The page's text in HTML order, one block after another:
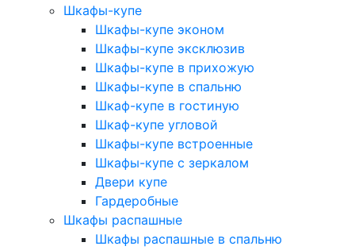
Шкафы-купе
Шкафы-купе эконом
Шкафы-купе эксклюзив
Шкафы-купе в прихожую
Шкафы-купе в спальню
Шкаф-купе в гостиную
Шкаф-купе угловой
Шкафы-купе встроенные
Шкафы-купе с зеркалом
Двери купе
Гардеробные
Шкафы распашные
Шкафы распашные в спальню